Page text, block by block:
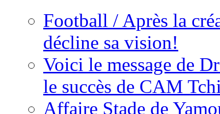
Football / Après la
décline sa vision!
Voici le message de
le succès de CAM
Affaire Stade de